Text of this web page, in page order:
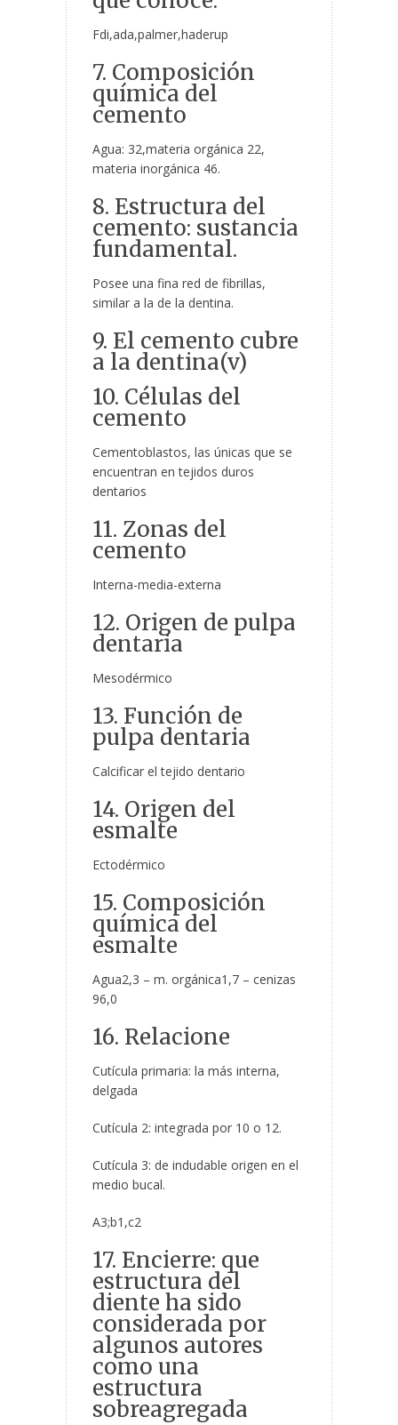
Fdi,ada,palmer,haderup
7. Composición
química del
cemento
Agua: 32,materia orgánica 22,
materia inorgánica 46.
8. Estructura del
cemento: sustancia
fundamental.
Posee una fina red de fibrillas,
similar a la de la dentina.
9. El cemento cubre
a la dentina(v)
10. Células del
cemento
Cementoblastos, las únicas que se
encuentran en tejidos duros
dentarios
11. Zonas del
cemento
Interna-media-externa
12. Origen de pulpa
dentaria
Mesodérmico
13. Función de
pulpa dentaria
Calcificar el tejido dentario
14. Origen del
esmalte
Ectodérmico
15. Composición
química del
esmalte
Agua2,3 – m. orgánica1,7 – cenizas
96,0
16. Relacione
Cutícula primaria: la más interna,
delgada
Cutícula 2: integrada por 10 o 12.
Cutícula 3: de indudable origen en el
medio bucal.
A3;b1,c2
17. Encierre: que
estructura del
diente ha sido
considerada por
algunos autores
como una
estructura
sobreagregada